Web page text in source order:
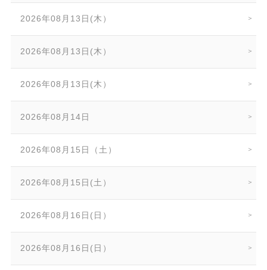
2026年08月13日(木）
2026年08月13日(木）
2026年08月13日(木）
2026年08月14日
2026年08月15日（土）
2026年08月15日(土）
2026年08月16日(日）
2026年08月16日(日）